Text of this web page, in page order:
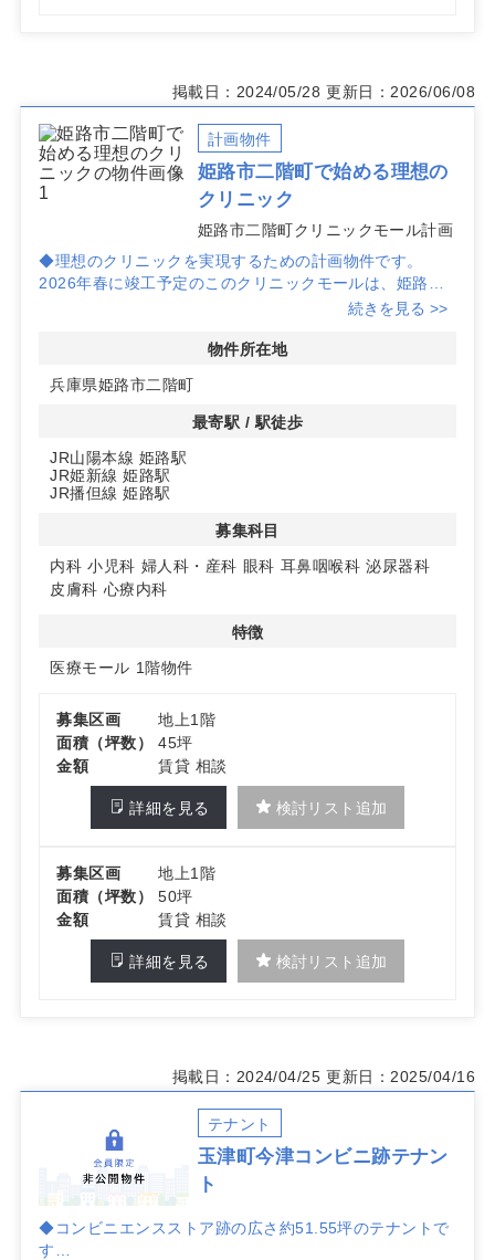
掲載日：2024/05/28 更新日：2026/06/08
計画物件
姫路市二階町で始める理想の
クリニック
姫路市二階町クリニックモール計画
◆理想のクリニックを実現するための計画物件です。
2026年春に竣工予定のこのクリニックモールは、姫路市
二階町に位置し、視認性の高い旧ヤマトヤシキ跡地にあり
◆この物件はみゆき通り商店街に面しており、通行量が多
す。商業施設や住宅が混在するエリアで、生活導線に位置
の接点が豊富です。内科、小児科、婦人科・産科、眼科、
耳鼻咽喉科、泌尿器科、皮膚科、心療内科の開業に適して
います。詳細はお問い合わせください。
続きを見る >>
物件所在地
兵庫県姫路市二階町
最寄駅 / 駅徒歩
JR山陽本線 姫路駅
JR姫新線 姫路駅
JR播但線 姫路駅
募集科目
内科 小児科 婦人科・産科 眼科 耳鼻咽喉科 泌尿器科
皮膚科 心療内科
特徴
医療モール 1階物件
募集区画
地上1階
面積（坪数）
45坪
金額
賃貸 相談
詳細を見る 検討リスト追加
募集区画
地上1階
面積（坪数）
50坪
金額
賃貸 相談
詳細を見る 検討リスト追加
掲載日：2024/04/25 更新日：2025/04/16
テナント
玉津町今津コンビニ跡テナン
ト
◆コンビニエンスストア跡の広さ約51.55坪のテナントで
す